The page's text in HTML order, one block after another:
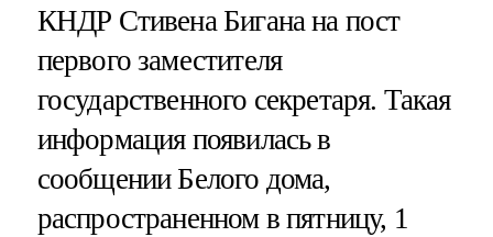
КНДР Стивена Бигана на пост
первого заместителя
государственного секретаря. Такая
информация появилась в
сообщении Белого дома,
распространенном в пятницу, 1